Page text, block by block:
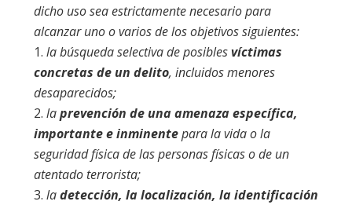
dicho uso sea estrictamente necesario para
alcanzar uno o varios de los objetivos siguientes:
la búsqueda selectiva de posiblesvíctimas
concretas de un delito, incluidos menores
desaparecidos;
laprevención de una amenaza específica,
importante e inminentepara la vida o la
seguridad física de las personas físicas o de un
atentado terrorista;
ladetección, la localización, la identificación